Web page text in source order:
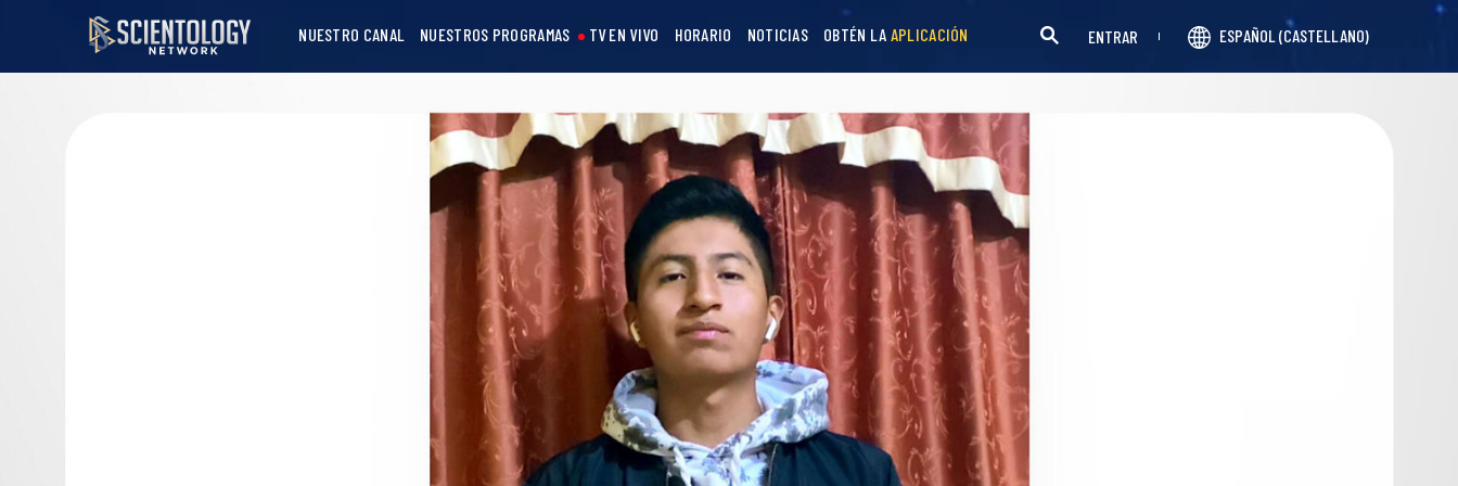
NUESTRO CANAL NUESTROS PROGRAMAS TV EN VIVO HORARIO NOTICIAS OBTÉN LA APLICACIÓN ENTRAR ESPAÑOL (CASTELLANO)